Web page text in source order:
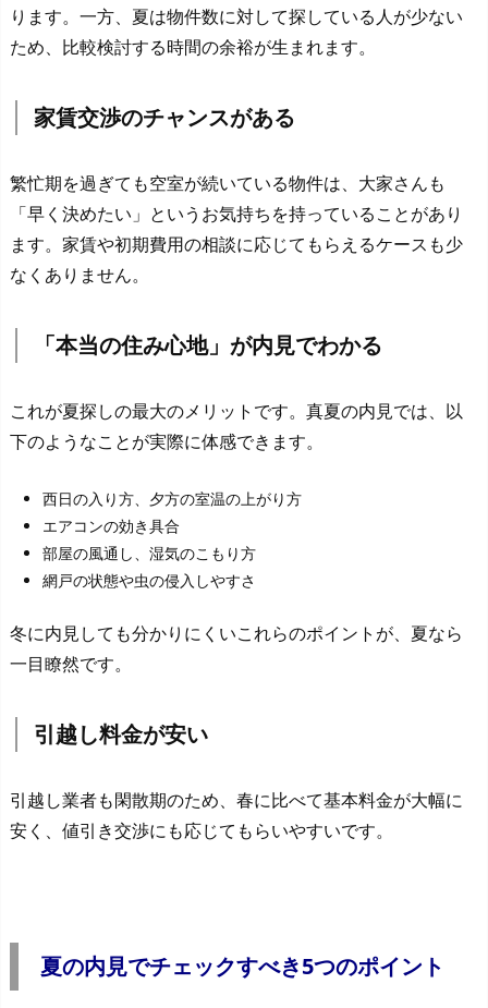
ります。一方、夏は物件数に対して探している人が少ない
ため、比較検討する時間の余裕が生まれます。
家賃交渉のチャンスがある
繁忙期を過ぎても空室が続いている物件は、大家さんも
「早く決めたい」というお気持ちを持っていることがあり
ます。家賃や初期費用の相談に応じてもらえるケースも少
なくありません。
「本当の住み心地」が内見でわかる
これが夏探しの最大のメリットです。真夏の内見では、以
下のようなことが実際に体感できます。
西日の入り方、夕方の室温の上がり方
エアコンの効き具合
部屋の風通し、湿気のこもり方
網戸の状態や虫の侵入しやすさ
冬に内見しても分かりにくいこれらのポイントが、夏なら
一目瞭然です。
引越し料金が安い
引越し業者も閑散期のため、春に比べて基本料金が大幅に
安く、値引き交渉にも応じてもらいやすいです。
夏の内見でチェックすべき5つのポイント